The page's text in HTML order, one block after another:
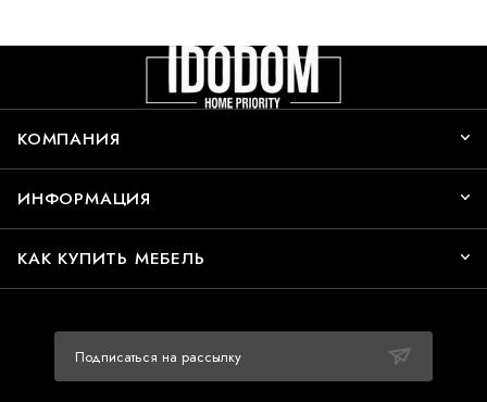
КОМПАНИЯ
ИНФОРМАЦИЯ
КАК КУПИТЬ МЕБЕЛЬ
Подписаться на рассылку